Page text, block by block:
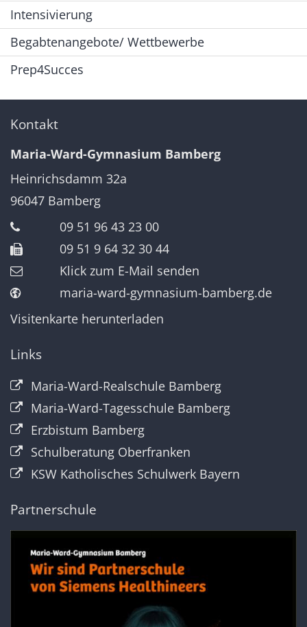
Intensivierung
Begabtenangebote/ Wettbewerbe
Prep4Succes
Kontakt
Maria-Ward-Gymnasium Bamberg
Heinrichsdamm 32a
96047 Bamberg
09 51 96 43 23 00
09 51 9 64 32 30 44
Klick zum E-Mail senden
maria-ward-gymnasium-bamberg.de
Visitenkarte herunterladen
Links
Maria-Ward-Realschule Bamberg
Maria-Ward-Tagesschule Bamberg
Erzbistum Bamberg
Schulberatung Oberfranken
KSW Katholisches Schulwerk Bayern
Partnerschule